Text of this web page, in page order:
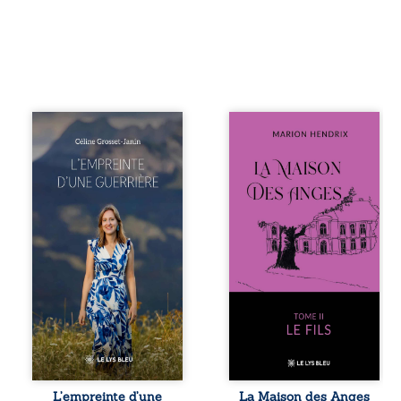
Que reste-t-il de
l’enfance lorsque
la maladie impose
ses propres règles
? L’empreinte
d’une guerrière
livre, sans détour,
le récit d’un
quotidien
bouleversé par la
maladie
chronique,
l’errance médicale
et de longues
hospitalisations.
L’auteure y
raconte ce que les
dossiers médicaux
L’empreinte d’une
Nous sommes en
après le décès du
patriarche
Anatole-Eustache.
La famille devra
affronter non
seulement un
inconnu qui rôde
autour du
domaine et dont
Firmin, le fidèle
majordome,
redoute les visites,
encombrant
Eustache, la
La Maison des Anges